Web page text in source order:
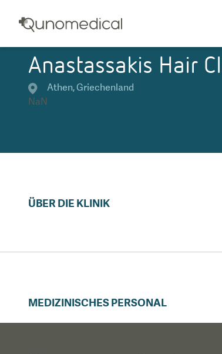
Anastassakis Hair
Athen,Griechenland
NaN
ÜBER DIE KLINIK
MEDIZINISCHES PERSONAL